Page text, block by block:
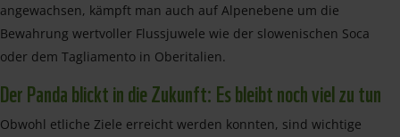
angewachsen, kämpft man auch auf Alpenebene um die
Bewahrung wertvoller Flussjuwele wie der slowenischen Soca
oder dem Tagliamento in Oberitalien.
Der Panda blickt in die Zukunft: Es bleibt noch viel zu tun
Obwohl etliche Ziele erreicht werden konnten, sind wichtige